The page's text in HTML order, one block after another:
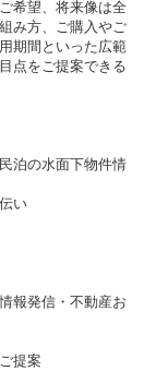
希望、将来像は全
み方、ご購入やご
期間といった広範
点をご提案できる
泊の水面下物件情
い
報発信・不動産お
提案